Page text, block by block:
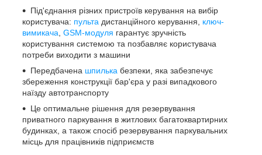
Під'єднання різних пристроїв керування на вибір
користувача: пульта дистанційного керування, ключ-
вимикача GSM-модуля гарантує зручність
користування системою та позбавляє користувача
потреби виходити з машини
Передбачена шпилька безпеки, яка забезпечує
збереження конструкції бар'єра у разі випадкового
наїзду автотранспорту
Це оптимальне рішення для резервування
приватного паркування в житлових багатоквартирних
будинках, а також спосіб резервування паркувальних
місць для працівників підприємств